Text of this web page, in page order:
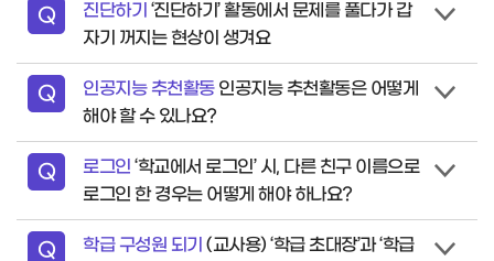
Q질
진단하기 ‘진단하기’ 활동에서 문제를 풀다가 갑
자기 꺼지는 현상이 생겨요
Q질
인공지능 추천활동인공지능 추천활동은 어떻게
해야 할 수 있나요?
Q질
로그인 ‘학교에서 로그인’ 시, 다른 친구 이름으로
로그인 한 경우는 어떻게 해야 하나요?
Q질
학급 구성원 되기 (교사용) ‘학급 초대장’과 ‘학급